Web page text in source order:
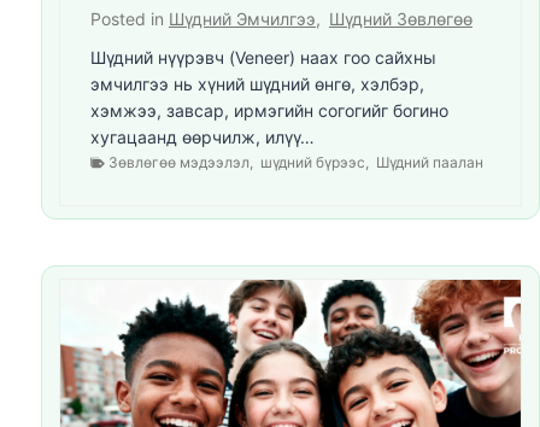
Posted in Шүдний Эмчилгээ, Шүдний Зөвлөгөө
Шүдний нүүрэвч (Veneer) наах гоо сайхны
эмчилгээ нь хүний шүдний өнгө, хэлбэр,
хэмжээ, завсар, ирмэгийн согогийг богино
хугацаанд өөрчилж, илүү…
Зөвлөгөө мэдээлэл шүдний бүрээс Шүдний паалан